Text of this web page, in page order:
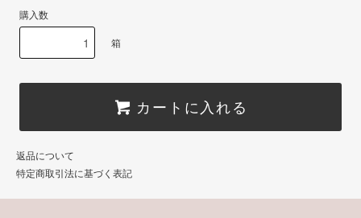
購入数
箱
カートに入れる
返品について
特定商取引法に基づく表記